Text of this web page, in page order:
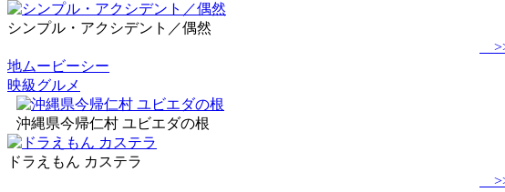
シンプル・アクシデント／偶然
地ムービーシー
映級グルメ
沖縄県今帰仁村 ユビエダの根
ドラえもん カステラ